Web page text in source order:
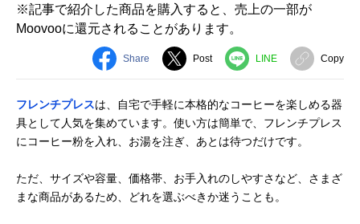
※記事で紹介した商品を購入すると、売上の一部が
Moovooに還元されることがあります。
Share Post LINE Copy
フレンチプレスは、自宅で手軽に本格的なコーヒーを楽しめる器
具として人気を集めています。使い方は簡単で、フレンチプレス
にコーヒー粉を入れ、お湯を注ぎ、あとは待つだけです。
ただ、サイズや容量、価格帯、お手入れのしやすさなど、さまざ
まな商品があるため、どれを選ぶべきか迷うことも。